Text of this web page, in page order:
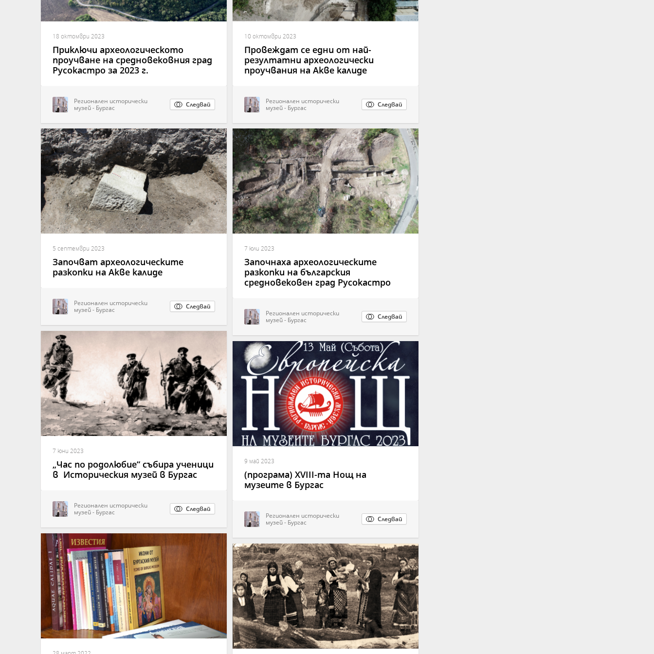
18 октомври 2023
Приключи археологическото
проучване на средновековния град
Русокастро за 2023 г.
Следвай
Регионален исторически
музей - Бургас
10 октомври 2023
Провеждат се едни от най-
резултатни археологически
проучвания на Акве калиде
Следвай
Регионален исторически
музей - Бургас
5 септември 2023
Започват археологическите
разкопки на Акве калиде
Следвай
Регионален исторически
музей - Бургас
7 юли 2023
Започнаха археологическите
разкопки на българския
средновековен град Русокастро
Следвай
Регионален исторически
музей - Бургас
7 юни 2023
„Час по родолюбие“ събира ученици
в Историческия музей в Бургас
Следвай
Регионален исторически
музей - Бургас
9 май 2023
(програма) XVIII-та Нощ на
музеите в Бургас
Следвай
Регионален исторически
музей - Бургас